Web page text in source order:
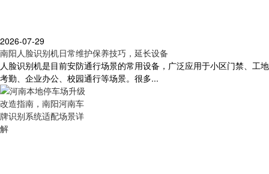
2026-07-29
南阳人脸识别机日常维护保养技巧，延长设备
人脸识别机是目前安防通行场景的常用设备，广泛应用于小区门禁、工地
考勤、企业办公、校园通行等场景。很多...